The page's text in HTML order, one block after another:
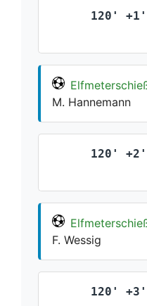
120' +1'
M. Hannemann
120' +2'
F. Wessig
120' +3'